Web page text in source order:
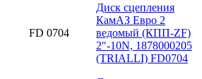
FD 0704
Диск сцепления
КамАЗ Евро 2
ведомый (КПП-ZF)
2″-10N, 1878000205
(TRIALLI) FD0704